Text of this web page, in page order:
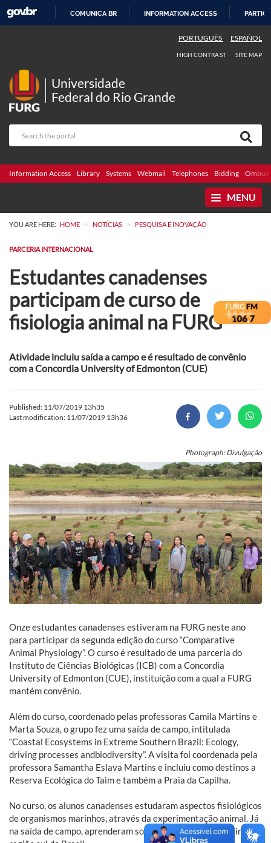
COMUNICA BR INFORMATION ACCESS
PORTUGUÊS ESPAÑOL
HIGH CONTRAST SITE MAP
Universidade
Federal do Rio Grande
Information Access Library Systems Webmail Telephones Bidding
MENU
YOU ARE HERE: HOME > NOTÍCIAS > PESQUISA E INOVAÇÃO
PARCERIA INTERNACIONAL
Estudantes canadenses
participam de curso de
fisiologia animal na FURG
Atividade incluiu saída a campo e é resultado de convênio
com a Concordia University of Edmonton (CUE)
Published: 11/07/2019 13h35
Last modification: 11/07/2019 13h36
Photograph: Divulgação
Onze estudantes canadenses estiveram na FURG neste ano
para participar da segunda edição do curso “Comparative
Animal Physiology”. O curso é resultado de uma parceria do
Instituto de Ciências Biológicas (ICB) com a Concordia
University of Edmonton (CUE), instituição com a qual a FURG
mantém convênio.
Além do curso, coordenado pelas professoras Camila Martins e
Marta Souza, o grupo fez uma saída de campo, intitulada
“Coastal Ecosystems in Extreme Southern Brazil: Ecology,
driving processes andbiodiversity”. A visita foi coordenada pela
professora Samantha Eslava Martins e incluiu como destinos a
Reserva Ecológica do Taim e também a Praia da Capilha.
No curso, os alunos canadenses estudaram aspectos fisiológicos
de organismos marinhos, através da experimentação animal. Já
na saída de campo, aprenderam sobre os ambientes costeiros da